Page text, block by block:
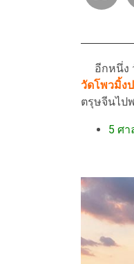
อีกหนึ่ง
วัดโพวมิ้ง
ตรุษจีนไป
5 ศา